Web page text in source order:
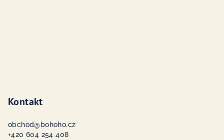
Kontakt
obchod@ bohoho.cz
+420 604 254 408